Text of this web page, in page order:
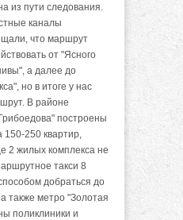
из пути следования.
каналы
что маршрут
от "Ясного
а далее до
но в итоге у нас
В районе
построены
250 квартир,
2 жилых комплекса не
такси 8
добраться до
также метро "Золотая
поликлиники и